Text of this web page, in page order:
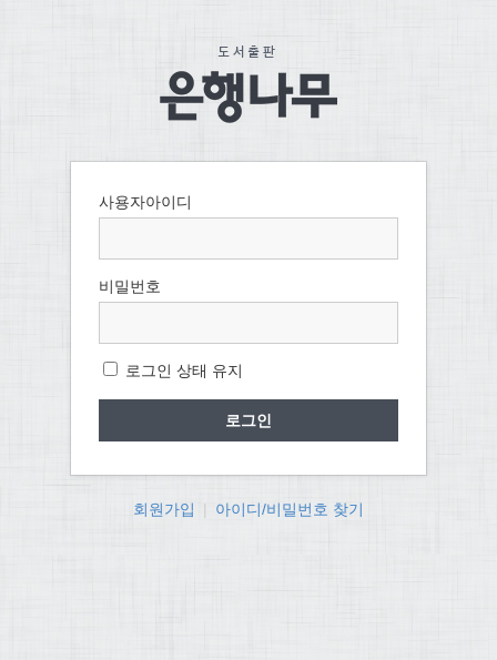
사용자아이디
비밀번호
로그인 상태 유지
회원가입 아이디/비밀번호 찾기